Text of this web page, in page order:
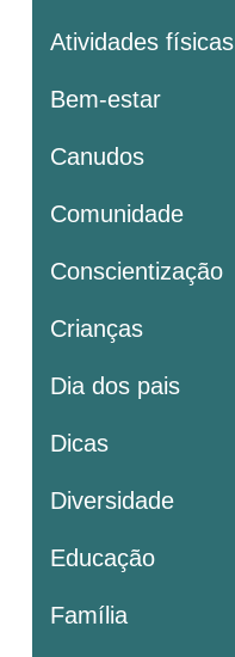
Atividades físicas
Bem-estar
Canudos
Comunidade
Conscientização
Crianças
Dia dos pais
Dicas
Diversidade
Educação
Família